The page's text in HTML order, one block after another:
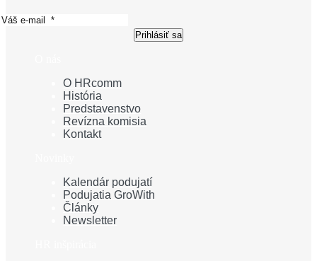
Prihlásiť sa
O HRcomm
História
Predstavenstvo
Revízna komisia
Kontakt
Kalendár podujatí
Podujatia GroWith
Články
Newsletter